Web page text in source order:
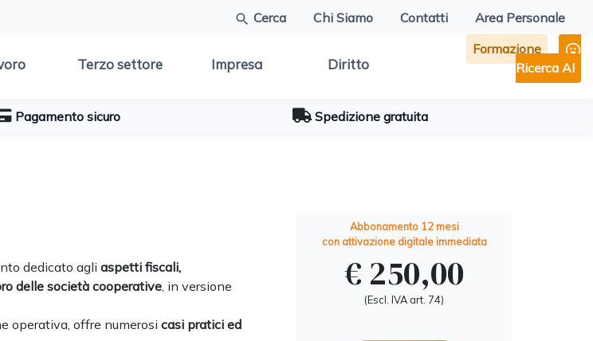
Cerca Chi Siamo Contatti Area Personale
Terzo settore Impresa Diritto
Formazione
Ricerca AI
Pagamento sicuro Spedizione gratuita
dedicato agli aspetti fiscali,
delle società cooperative , in versione
operativa, offre numerosi casi pratici ed
Abbonamento 12 mesi
con attivazione digitale immediata
€ 250,00
(Escl. IVA art. 74)